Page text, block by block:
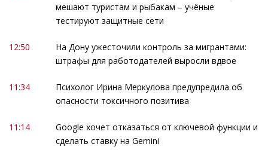
мешают туристам и рыбакам – учёные
тестируют защитные сети
12:50
На Дону ужесточили контроль за мигрантами:
штрафы для работодателей выросли вдвое
11:34
Психолог Ирина Меркулова предупредила об
опасности токсичного позитива
11:14
Google хочет отказаться от ключевой функции и
сделать ставку на Gemini